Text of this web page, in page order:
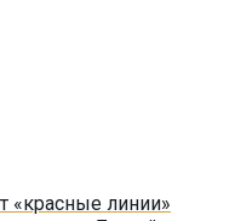
«красные линии»